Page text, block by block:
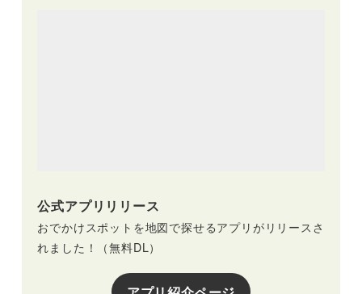
公式アプリリリース
おでかけスポットを地図で探せるアプリがリリースさ
れました！（無料DL）